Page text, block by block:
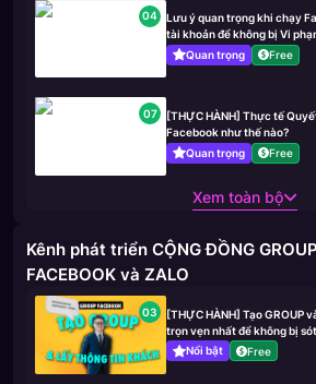
04
Lưu ý quan trọng khi chạy
tài khoản để không bị Vi
Quan trọng
Free
07
[THỰC HÀNH] Thực tế
Facebook như thế nào?
Quan trọng
Free
Xem toàn bộ
Kênh phát triển CỘNG ĐỒNG
FACEBOOK và ZALO
03
[THỰC HÀNH] Tạo GROUP
trọn vẹn nhất để không bị
Nổi bật
Free